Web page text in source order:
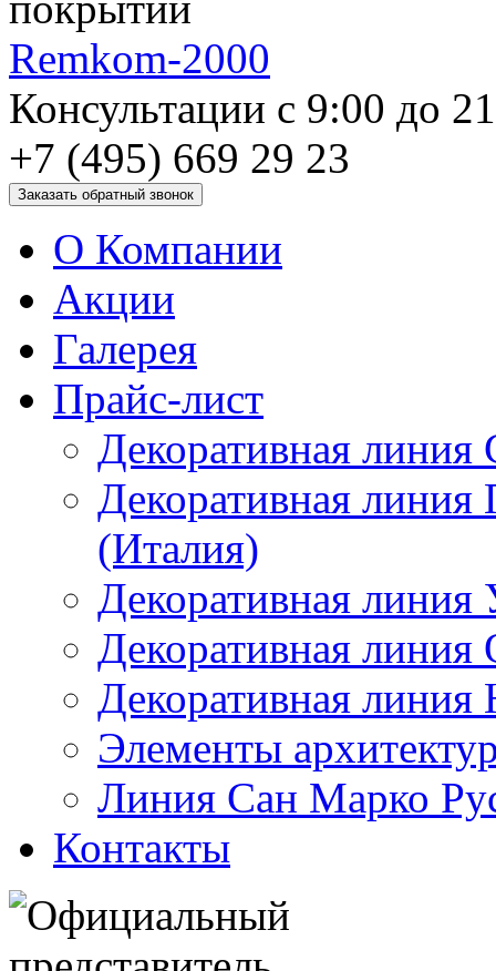
Remkom-2000
Консультации с 9:00 до
+7 (495) 669 29 23
О Компании
Акции
Галерея
Прайс-лист
Декоративная
Декоративная
(Италия)
Декоративная
Декоративная
Декоративная линия
Элементы
Линия Сан Марко
Контакты